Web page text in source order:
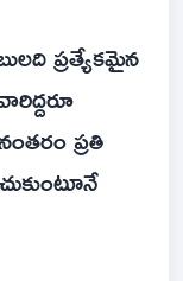
ప్రత్యేకమైన
ప్రతి